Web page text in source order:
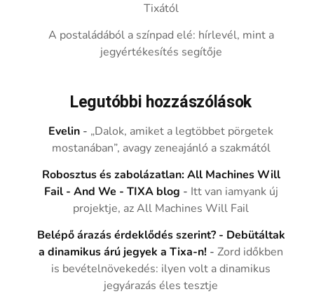
Tixától
A postaládából a színpad elé: hírlevél, mint a
jegyértékesítés segítője
Legutóbbi hozzászólások
Evelin - „Dalok, amiket a legtöbbet pörgetek
mostanában”, avagy zeneajánló a szakmától
Robosztus és zabolázatlan: All Machines Will
Fail - And We - TIXA blog - Itt van iamyank új
projektje, az All Machines Will Fail
Belépő árazás érdeklődés szerint? - Debütáltak
a dinamikus árú jegyek a Tixa-n! -Zord időkben
is bevételnövekedés: ilyen volt a dinamikus
jegyárazás éles tesztje